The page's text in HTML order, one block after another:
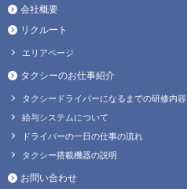
会社概要
リクルート
エリアページ
タクシーのお仕事紹介
タクシードライバーになるまでの研修内容
給与システムについて
ドライバーの一日の仕事の流れ
タクシー搭載機器の説明
お問い合わせ